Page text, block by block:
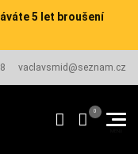
5 let broušení
vaclavsmid@seznam.cz